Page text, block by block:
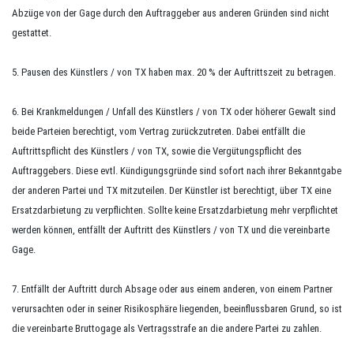
Abzüge von der Gage durch den Auftraggeber aus anderen Gründen sind nicht
gestattet.
5. Pausen des Künstlers / von TX haben max. 20 % der Auftrittszeit zu betragen.
6. Bei Krankmeldungen / Unfall des Künstlers / von TX oder höherer Gewalt sind
beide Parteien berechtigt, vom Vertrag zurückzutreten. Dabei entfällt die
Auftrittspflicht des Künstlers / von TX, sowie die Vergütungspflicht des
Auftraggebers. Diese evtl. Kündigungsgründe sind sofort nach ihrer Bekanntgabe
der anderen Partei und TX mitzuteilen. Der Künstler ist berechtigt, über TX eine
Ersatzdarbietung zu verpflichten. Sollte keine Ersatzdarbietung mehr verpflichtet
werden können, entfällt der Auftritt des Künstlers / von TX und die vereinbarte
Gage.
7. Entfällt der Auftritt durch Absage oder aus einem anderen, von einem Partner
verursachten oder in seiner Risikosphäre liegenden, beeinflussbaren Grund, so ist
die vereinbarte Bruttogage als Vertragsstrafe an die andere Partei zu zahlen.